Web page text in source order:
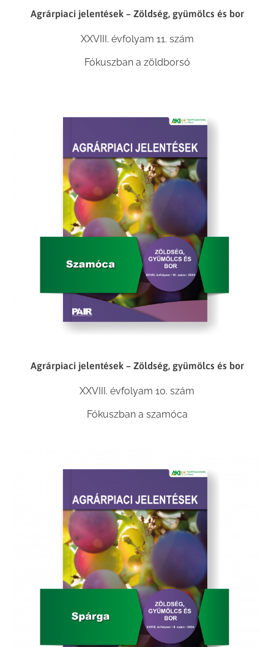
Agrárpiaci jelentések – Zöldség, gyümölcs és bor
XXVIII. évfolyam 11. szám
Fókuszban a zöldborsó
Agrárpiaci jelentések – Zöldség, gyümölcs és bor
XXVIII. évfolyam 10. szám
Fókuszban a szamóca